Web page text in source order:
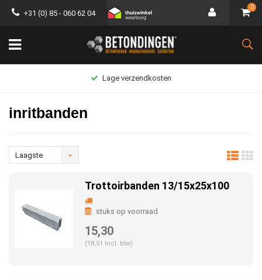
+31 (0) 85 - 060 62 04
0
Lage verzendkosten
inritbanden
Laagste
Trottoirbanden 13/15x25x100
stuks op voorraad
15,30
(18,51 Incl. btw)